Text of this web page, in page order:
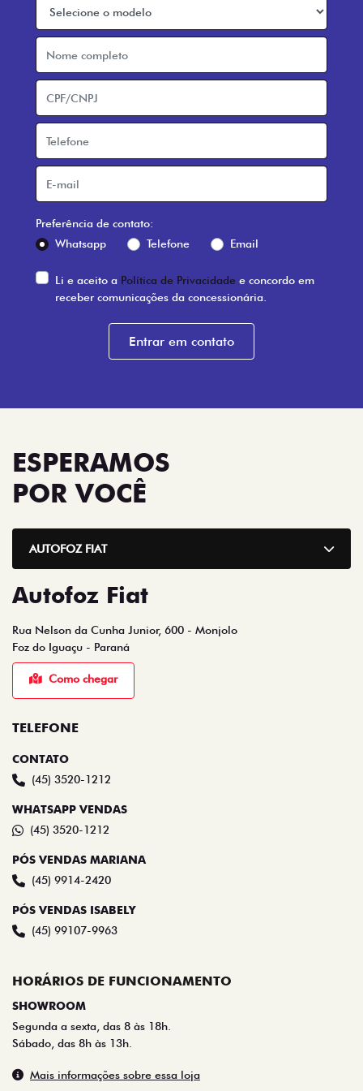
Preferência de contato:
Whatsapp
Telefone Email
Li e aceito a Política de Privacidade e concordo em
receber comunicações da concessionária.
Entrar em contato
ESPERAMOS
POR VOCÊ
AUTOFOZ FIAT
Autofoz Fiat
Rua Nelson da Cunha Junior, 600 - Monjolo
Foz do Iguaçu - Paraná
Como chegar
TELEFONE
CONTATO
(45) 3520-1212
WHATSAPP VENDAS
(45) 3520-1212
PÓS VENDAS MARIANA
(45) 9914-2420
PÓS VENDAS ISABELY
(45) 99107-9963
HORÁRIOS DE FUNCIONAMENTO
SHOWROOM
Segunda a sexta, das 8 às 18h.
Sábado, das 8h às 13h.
Mais informações sobre essa loja